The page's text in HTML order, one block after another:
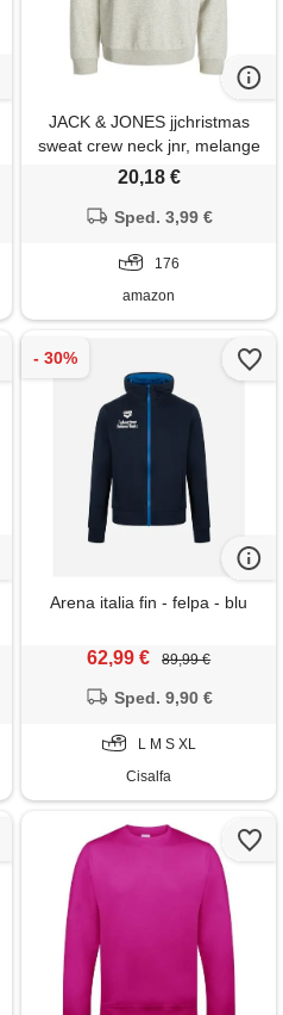
JACK & JONES jjchristmas
sweat crew neck jnr, melange
bianco, 176 uomo
20,18 €
Sped. 3,99 €
176
amazon
Arena italia fin - felpa - blu
62,99 € 89,99 €
Sped. 9,90 €
L M S XL
Cisalfa